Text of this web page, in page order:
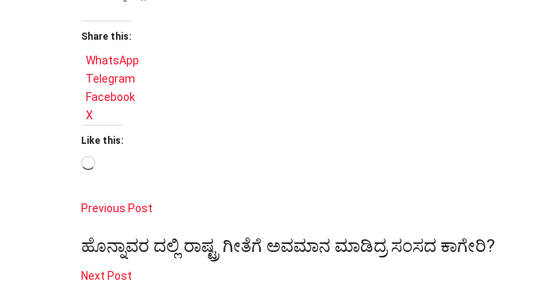
Share this:
WhatsApp
Telegram
Facebook
X
Like this:
Loading…
Previous Post
ಹೊನ್ನಾವರ ದಲ್ಲಿ ರಾಷ್ಟ್ರ ಗೀತೆಗೆ ಅವಮಾನ ಮಾಡಿದ್ರ ಸಂಸದ ಕಾಗೇರಿ?
Next Post